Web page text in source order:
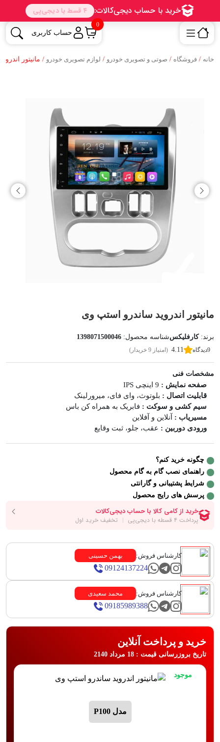
0
حساب کاربری
خانه / فروشگاه / صوتی و تصویری خودرو / لوازم تصویری خودرو / مانیتور
مانیتور اندروید ساندرو استپ وی
برند: کارفلیکسشناسه محصول: 1398071500046
9دیدگاه 4.11 (امتیاز 9 خریدار)
مشخصات فنی
صفحه نمایش : 9 اینچی IPS
قابلیت اتصال : بلوتوث، وای فای، میرورلینک
سیم کشی و سوکت : فابریک به همراه کن باس
مسیریاب :
آنلاین و آفلاین
ورودی دوربین : عقب، جلو، ثبت وقایع
چگونه خرید کنم؟
راهنمای نصب گام به گام محصول
شرایط پشتیبانی و گارانتی
پرسش های رایج محصول
کارشناس فروش: بهمن حسینی
09124137224
کارشناس فروش: محمد سعیدی
09185989388
خرید و پرداخت آنلاین
تاریخ بروزرسانی قیمت : 18 مرداد 2140
موجود
مدل P100